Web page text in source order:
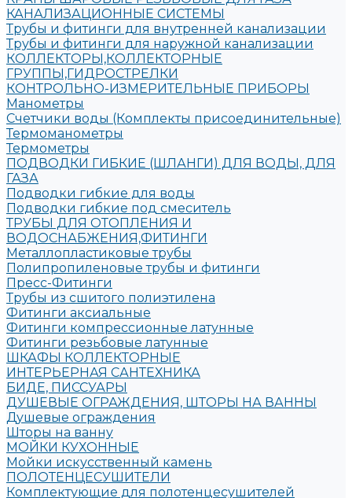
КАНАЛИЗАЦИОННЫЕ СИСТЕМЫ
Трубы и фитинги для внутренней канализации
Трубы и фитинги для наружной канализации
КОЛЛЕКТОРЫ,КОЛЛЕКТОРНЫЕ
ГРУППЫ,ГИДРОСТРЕЛКИ
КОНТРОЛЬНО-ИЗМЕРИТЕЛЬНЫЕ ПРИБОРЫ
Манометры
Счетчики воды (Комплекты присоединительные)
Термоманометры
Термометры
ПОДВОДКИ ГИБКИЕ (ШЛАНГИ) ДЛЯ ВОДЫ, ДЛЯ
ГАЗА
Подводки гибкие для воды
Подводки гибкие под смеситель
ТРУБЫ ДЛЯ ОТОПЛЕНИЯ И
ВОДОСНАБЖЕНИЯ,ФИТИНГИ
Металлопластиковые трубы
Полипропиленовые трубы и фитинги
Пресс-Фитинги
Трубы из сшитого полиэтилена
Фитинги аксиальные
Фитинги компрессионные латунные
Фитинги резьбовые латунные
ШКАФЫ КОЛЛЕКТОРНЫЕ
ИНТЕРЬЕРНАЯ САНТЕХНИКА
БИДЕ, ПИССУАРЫ
ДУШЕВЫЕ ОГРАЖДЕНИЯ, ШТОРЫ НА ВАННЫ
Душевые ограждения
Шторы на ванну
МОЙКИ КУХОННЫЕ
Мойки искусственный камень
ПОЛОТЕНЦЕСУШИТЕЛИ
Комплектующие для полотенцесушителей